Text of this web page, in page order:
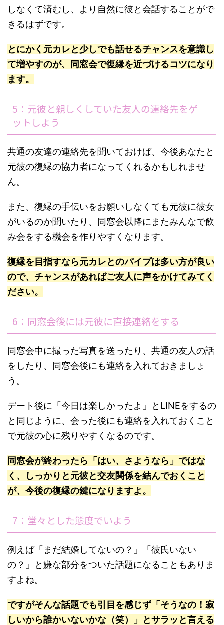
しなくて済むし、より自然に彼と会話することがで
きるはずです。
とにかく元カレと少しでも話せるチャンスを意識し
て増やすのが、同窓会で復縁を近づけるコツになり
ます。
5：元彼と親しくしていた友人の連絡先をゲ
ットしよう
共通の友達の連絡先を聞いておけば、今後あなたと
元彼の復縁の協力者になってくれるかもしれませ
ん。
また、復縁の手伝いをお願いしなくても元彼に彼女
がいるのか聞いたり、同窓会以降にまたみんなで飲
み会をする機会を作りやすくなります。
復縁を目指すなら元カレとのパイプは多い方が良い
ので、チャンスがあればご友人に声をかけてみてく
ださい。
6：同窓会後には元彼に直接連絡をする
同窓会中に撮った写真を送ったり、共通の友人の話
をしたり、同窓会後にも連絡を入れておきましょ
う。
デート後に「今日は楽しかったよ」とLINEをするの
と同じように、会った後にも連絡を入れておくこと
で元彼の心に残りやすくなるのです。
同窓会が終わったら「はい、さようなら」ではな
く、しっかりと元彼と交友関係を結んでおくこと
が、今後の復縁の鍵になりますよ。
7：堂々とした態度でいよう
例えば「まだ結婚してないの？」「彼氏いない
の？」と嫌な部分をついた話題になることもありま
すよね。
ですがそんな話題でも引目を感じず「そうなの！寂
しいから誰かいないかな（笑）」とサラッと言える